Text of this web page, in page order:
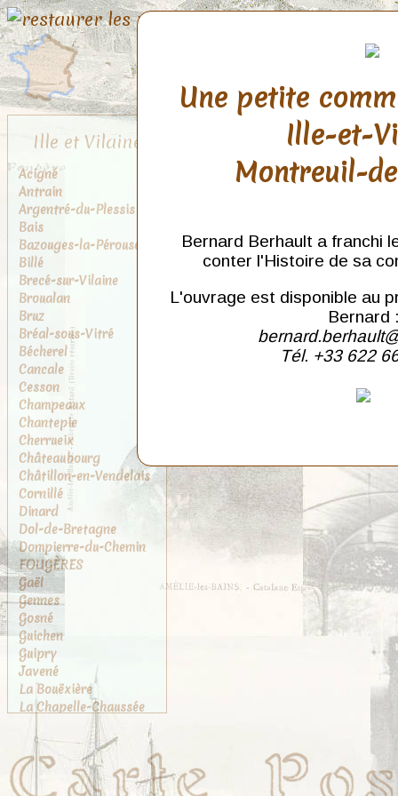
Ille et Vilaine
Acigné
Antrain
Argentré-du-Plessis
Bais
Bazouges-la-Pérouse
Billé
Brecé-sur-Vilaine
Broualan
Bruz
Bréal-sous-Vitré
Bécherel
Cancale
Cesson
Champeaux
Chantepie
Cherrueix
Châteaubourg
Châtillon-en-Vendelais
Cornillé
Dinard
Dol-de-Bretagne
Dompierre-du-Chemin
FOUGÈRES
Gaël
Gennes
Gosné
Guichen
Guipry
Javené
La Bouëxière
La Chapelle-Chaussée
La Chapelle-des-
Fougeretz
La Gouesnière
La Rance
Une petite
Ille-et-
Montreuil-
Bernard Berhault a franchi
conter l'Histoire de sa
L'ouvrage est disponible au
Bernard
Tél. +33 622